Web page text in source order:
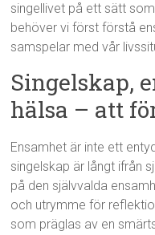
singellivet på ett sätt
behöver vi först förstå
samspelar med vår
Singelskap,
hälsa – att
Ensamhet är inte ett
singelskap är långt ifrån
på den självvalda
och utrymme för
som präglas av en